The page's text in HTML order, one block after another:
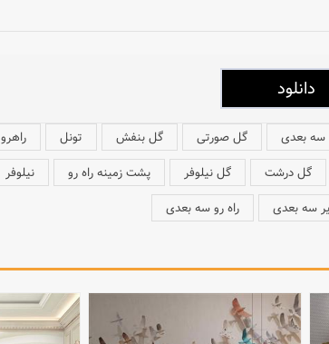
سه بعدی گل صورتی گل بنفش تونل
راهرو
گل درشت گل نیلوفر پشت زمینه راه رو نیلوفر
سه بعدی راه رو سه بعدی